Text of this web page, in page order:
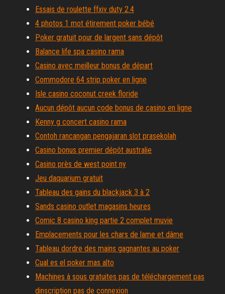
Essais de roulette ffxiv duty 2.4
4 photos 1 mot étirement poker bébé
Poker gratuit pour de largent sans dépôt
Balance life spa casino rama
Casino avec meilleur bonus de départ
Commodore 64 strip poker en ligne
Isle casino coconut creek floride
Aucun dépôt aucun code bonus de casino en ligne
Kenny g concert casino rama
Contoh rancangan pengajaran slot prasekolah
Casino bonus premier dépôt australie
Casino près de west point ny
Jeu daquarium gratuit
Tableau des gains du blackjack 3 à 2
Sands casino outlet magasins heures
Comic 8 casino king partie 2 complet muvie
Emplacements pour les chars de lame et dâme
Tableau dordre des mains gagnantes au poker
Cual es el poker mas alto
Machines à sous gratuites pas de téléchargement pas
dinscription pas de connexion